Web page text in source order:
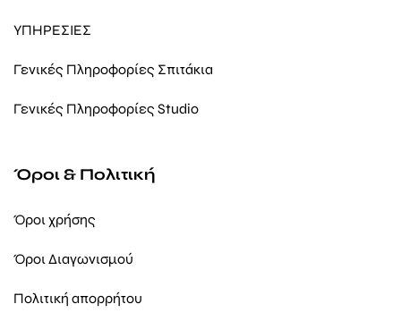
ΥΠΗΡΕΣΙΕΣ
Γενικές Πληροφορίες Σπιτάκια
Γενικές Πληροφορίες Studio
Όροι & Πολιτική
Όροι χρήσης
Όροι Διαγωνισμού
Πολιτική απορρήτου